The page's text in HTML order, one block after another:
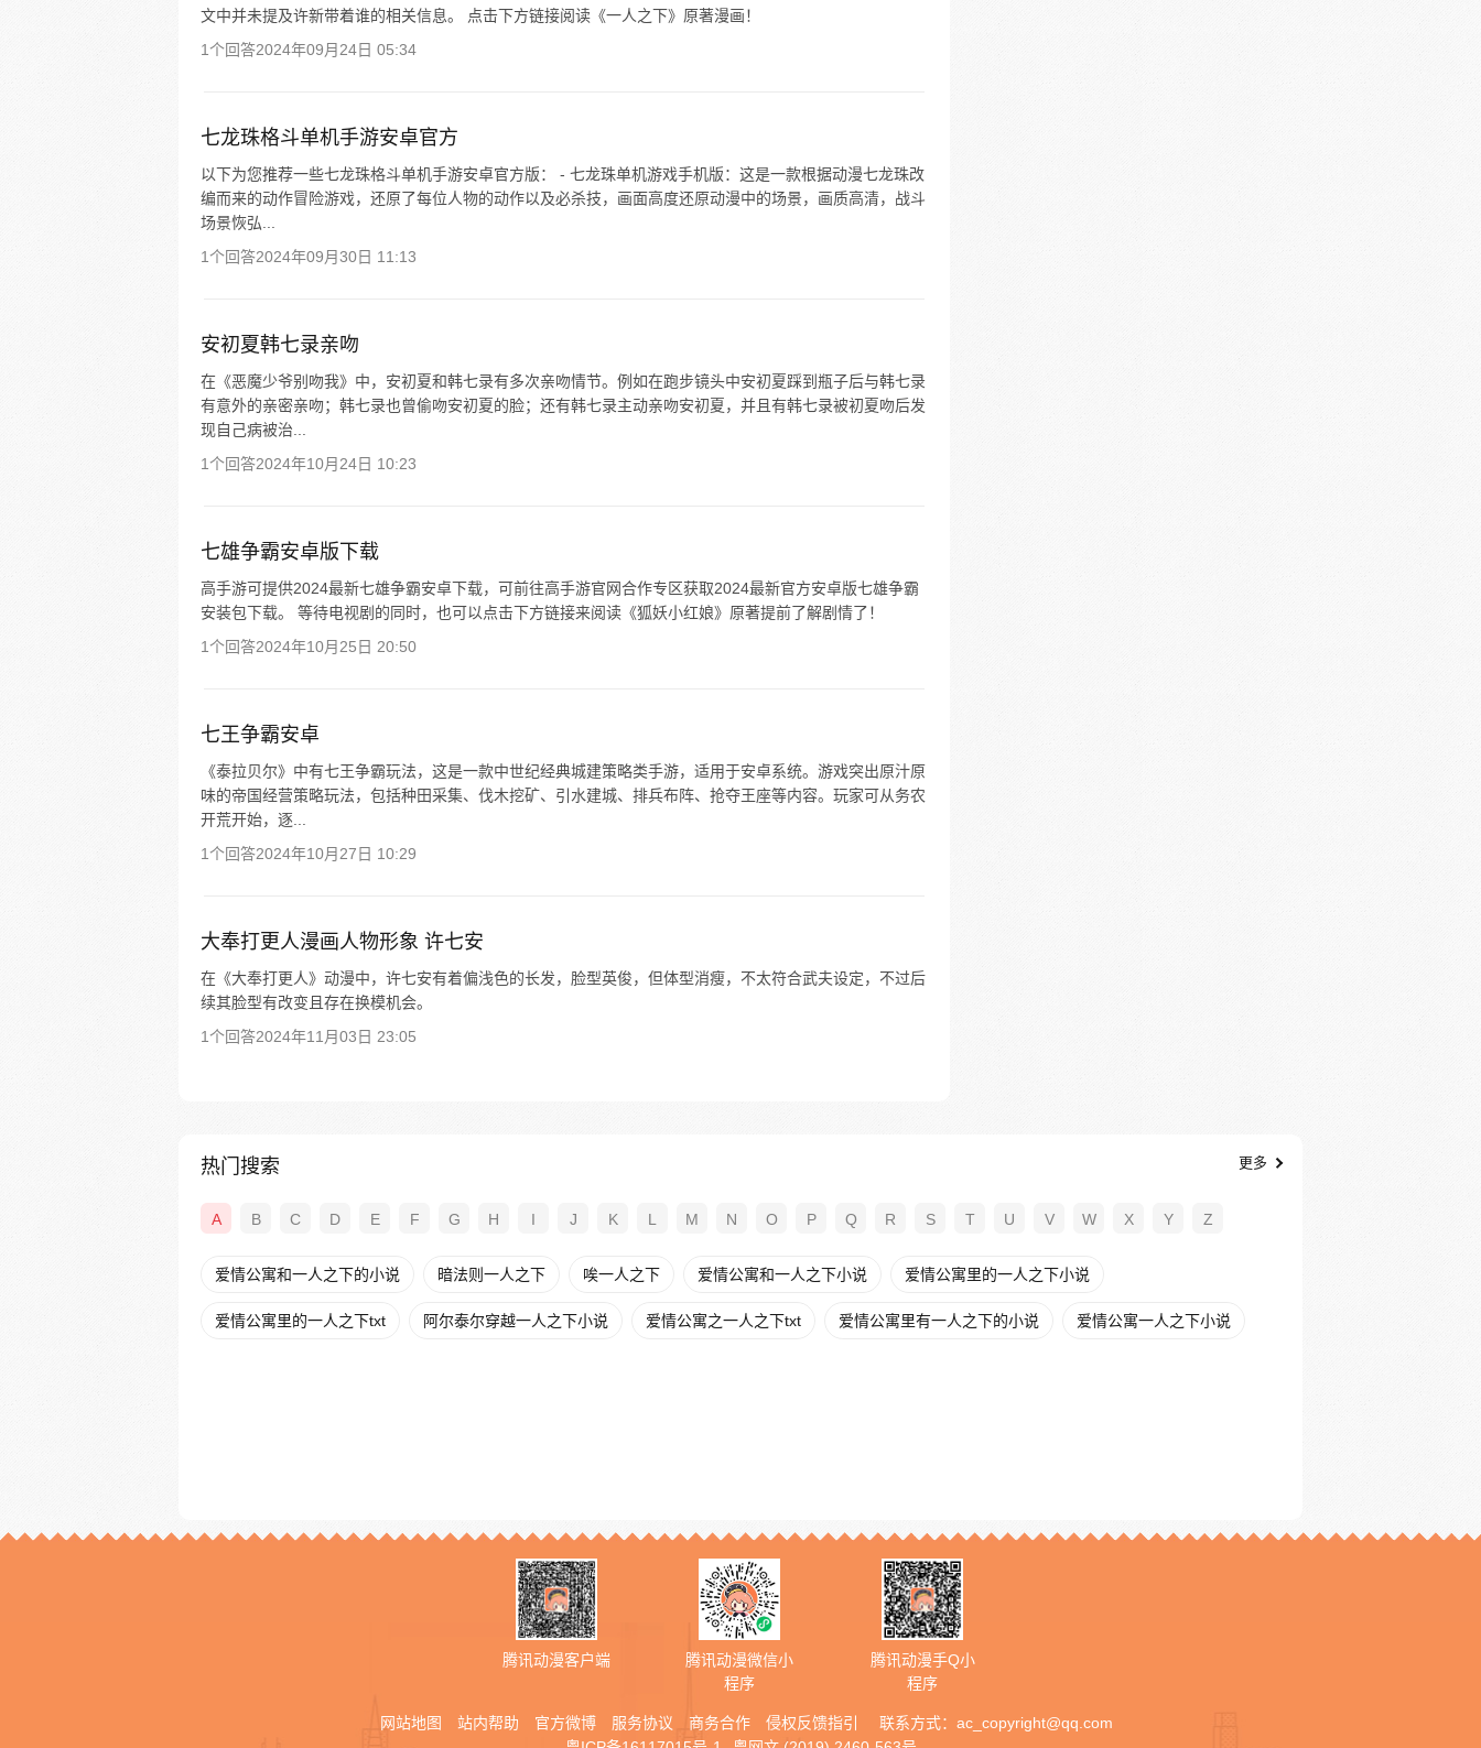
文中并未提及许新带着谁的相关信息。 点击下方链接阅读《一人之下》原著漫画！
1个回答2024年09月24日 05:34
七龙珠格斗单机手游安卓官方
以下为您推荐一些七龙珠格斗单机手游安卓官方版： - 七龙珠单机游戏手机版：这是一款根据动漫七龙珠改
编而来的动作冒险游戏，还原了每位人物的动作以及必杀技，画面高度还原动漫中的场景，画质高清，战斗
场景恢弘...
1个回答2024年09月30日 11:13
安初夏韩七录亲吻
在《恶魔少爷别吻我》中，安初夏和韩七录有多次亲吻情节。例如在跑步镜头中安初夏踩到瓶子后与韩七录
有意外的亲密亲吻；韩七录也曾偷吻安初夏的脸；还有韩七录主动亲吻安初夏，并且有韩七录被初夏吻后发
现自己病被治...
1个回答2024年10月24日 10:23
七雄争霸安卓版下载
高手游可提供2024最新七雄争霸安卓下载，可前往高手游官网合作专区获取2024最新官方安卓版七雄争霸
安装包下载。 等待电视剧的同时，也可以点击下方链接来阅读《狐妖小红娘》原著提前了解剧情了！
1个回答2024年10月25日 20:50
七王争霸安卓
《泰拉贝尔》中有七王争霸玩法，这是一款中世纪经典城建策略类手游，适用于安卓系统。游戏突出原汁原
味的帝国经营策略玩法，包括种田采集、伐木挖矿、引水建城、排兵布阵、抢夺王座等内容。玩家可从务农
开荒开始，逐...
1个回答2024年10月27日 10:29
大奉打更人漫画人物形象 许七安
在《大奉打更人》动漫中，许七安有着偏浅色的长发，脸型英俊，但体型消瘦，不太符合武夫设定，不过后
续其脸型有改变且存在换模机会。
1个回答2024年11月03日 23:05
热门搜索 更多
A B C D E F G H I J K L M N O P Q R S T U V W X Y Z
爱情公寓和一人之下的小说 暗法则一人之下 唉一人之下 爱情公寓和一人之下小说 爱情公寓里的一人之下小说
爱情公寓里的一人之下txt 阿尔泰尔穿越一人之下小说 爱情公寓之一人之下txt 爱情公寓里有一人之下的小说 爱情公寓一人之下小说
腾讯动漫客户端
腾讯动漫微信小
程序
腾讯动漫手Q小
程序
网站地图 站内帮助 官方微博 服务协议 商务合作 侵权反馈指引 联系方式： ac_copyright@qq.com